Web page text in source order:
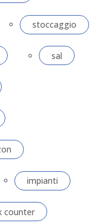
stoccaggio
sal
impianti
counter